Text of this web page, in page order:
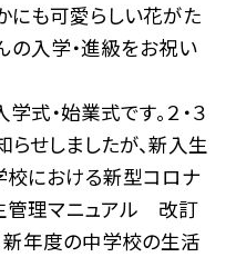
にも可愛らしい花がた
の入学・進級をお祝い
式・始業式です。２・３
せしましたが、新入生
校における新型コロナ
管理マニュアル 改訂
新年度の中学校の生活